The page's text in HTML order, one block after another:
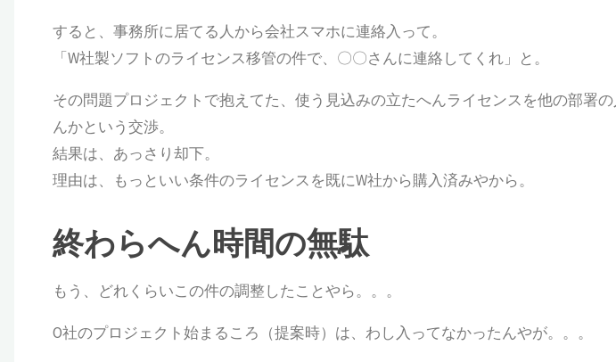
すると、事務所に居てる人から会社スマホに連絡入って。
「W社製ソフトのライセンス移管の件で、〇〇さんに連絡してくれ」と。
その問題プロジェクトで抱えてた、使う見込みの立たへんライセンスを他の部署
んかという交渉。
結果は、あっさり却下。
理由は、もっといい条件のライセンスを既にW社から購入済みやから。
終わらへん時間の無駄
もう、どれくらいこの件の調整したことやら。。。
O社のプロジェクト始まるころ（提案時）は、わし入ってなかったんやが。。。